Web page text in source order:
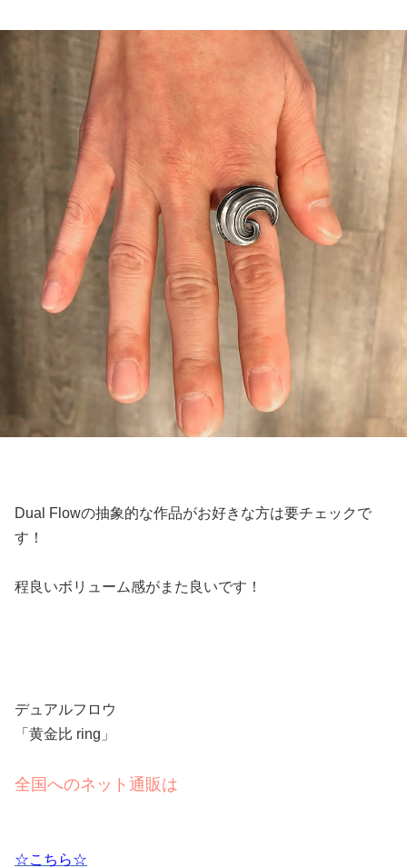
Dual Flowの抽象的な作品がお好きな方は要チェックで
す！
程良いボリューム感がまた良いです！
デュアルフロウ
「黄金比 ring」
全国へのネット通販は
☆こちら☆